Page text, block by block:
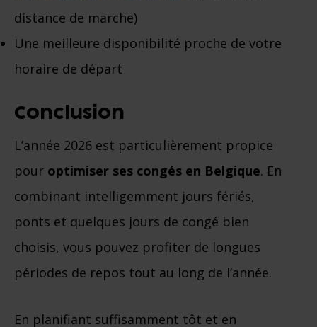
distance de marche)
Une meilleure disponibilité proche de votre
horaire de départ
Conclusion
L’année 2026 est particulièrement propice
pour optimiser ses congés en Belgique. En
combinant intelligemment jours fériés,
ponts et quelques jours de congé bien
choisis, vous pouvez profiter de longues
périodes de repos tout au long de l’année.
En planifiant suffisamment tôt et en